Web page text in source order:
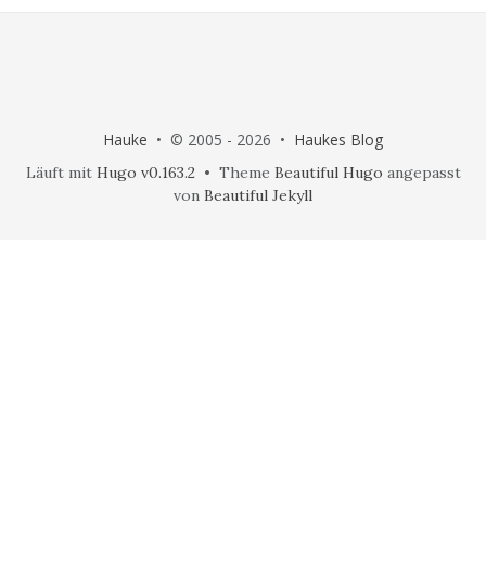
Hauke • © 2005 - 2026 • Haukes Blog
Läuft mit Hugo v0.163.2 • Theme Beautiful Hugo angepasst
von Beautiful Jekyll